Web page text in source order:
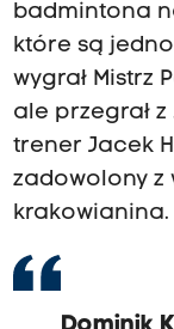
badmintona
które są
wygrał Mistrz
ale przegrał
trener Jacek
zadowolony z
krakowianina.